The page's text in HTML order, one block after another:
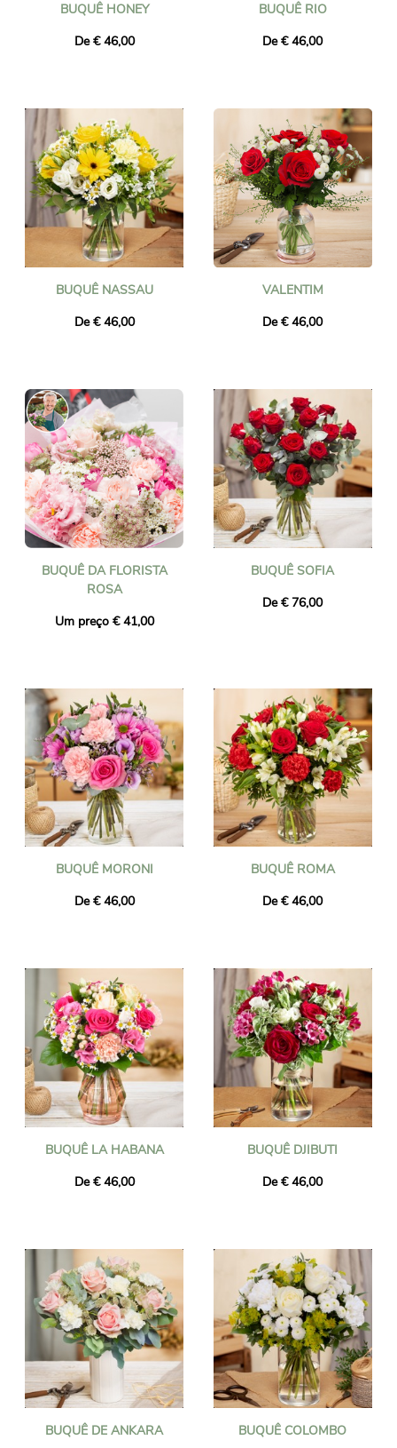
BUQUÊ HONEY
De € 46,00
BUQUÊ RIO
De € 46,00
BUQUÊ NASSAU
De € 46,00
VALENTIM
De € 46,00
BUQUÊ DA FLORISTA
ROSA
Um preço € 41,00
BUQUÊ SOFIA
De € 76,00
BUQUÊ MORONI
De € 46,00
BUQUÊ ROMA
De € 46,00
BUQUÊ LA HABANA
De € 46,00
BUQUÊ DJIBUTI
De € 46,00
BUQUÊ DE ANKARA BUQUÊ COLOMBO